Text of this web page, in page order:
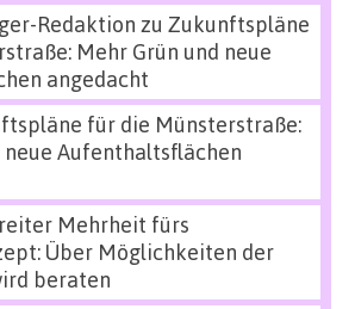
Redaktion zu Zukunftspläne
Mehr Grün und neue
angedacht
für die Münsterstraße:
neue Aufenthaltsflächen
Mehrheit fürs
Über Möglichkeiten der
beraten